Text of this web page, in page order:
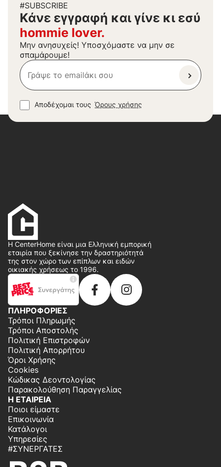
#SUBSCRIBE
Kάνε εγγραφή και γίνε κι εσύ
hommie lover.
Μην ανησυχείς! Υποσχόμαστε να μην σε
σπαμάρουμε!
Αποδέχομαι τους Όρους χρήσης
Η CenterHome είναι μια Ελληνική εμπορική
εταιρία που ξεκίνησε την δραστηριότητά
της στον χώρο των επίπλων και ειδών
οικιακής χρήσεως το 1996.
ΠΛΗΡΟΦΟΡΙΕΣ
Τρόποι Πληρωμής
Τρόποι Αποστολής
Πολιτική Επιστροφών
Πολιτική Απορρήτου
Όροι Χρήσης
Cookies
Κώδικας Δεοντολογίας
Παρακολούθηση Παραγγελίας
Η ΕΤΑΙΡΕΙΑ
Ποιοι είμαστε
Επικοινωνία
Κατάλογοι
Υπηρεσίες
#ΣΥΝΕΡΓΆΤΕΣ